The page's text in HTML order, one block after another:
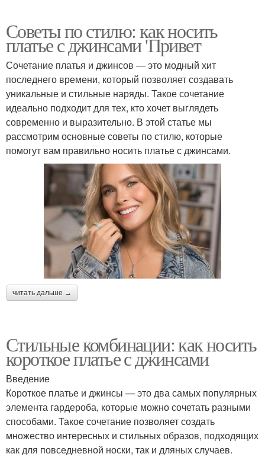
Советы по стилю: как носить
платье с джинсами 'Привет
Сочетание платья и джинсов — это модный хит
последнего времени, который позволяет создавать
уникальные и стильные наряды. Такое сочетание
идеально подходит для тех, кто хочет выглядеть
современно и выразительно. В этой статье мы
рассмотрим основные советы по стилю, которые
помогут вам правильно носить платье с джинсами.
читать дальше →
Стильные комбинации: как носить
короткое платье с джинсами
Введение
Короткое платье и джинсы — это два самых популярных
элемента гардероба, которые можно сочетать разными
способами. Такое сочетание позволяет создать
множество интересных и стильных образов, подходящих
как для повседневной носки, так и дляных случаев.